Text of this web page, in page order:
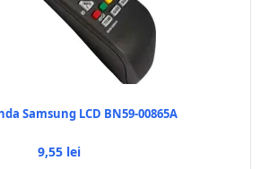
Samsung LCD BN59-00865A
9,55 lei